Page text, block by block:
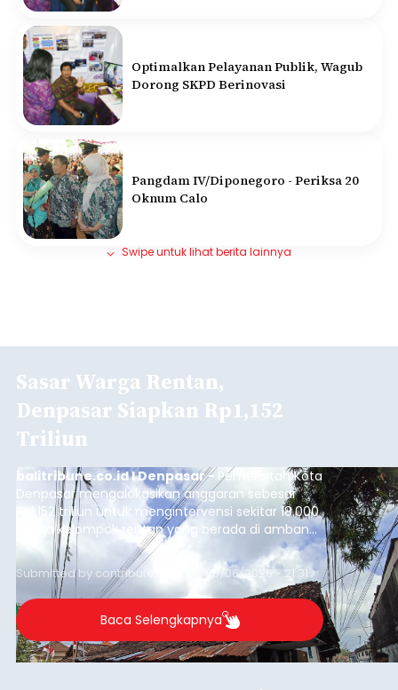
Optimalkan Pelayanan Publik, Wagub
Dorong SKPD Berinovasi
Pangdam IV/Diponegoro - Periksa 20
Oknum Calo
Swipe untuk lihat berita lainnya
Sasar Warga Rentan,
Denpasar Siapkan Rp1,152
Triliun
balitribune.co.id I Denpasar - Pemerintah Kota
Denpasar mengalokasikan anggaran sebesar
Rp1,152 triliun untuk mengintervensi sekitar 18.000
warga kelompok rentan yang berada di ambang
garis kemiskinan. Langkah strategis ini diambil
guna menjaga masyarakat yang berada pada
kelompok desil 5 dan 6 tersebut agar tidak
merosot ke kategori miskin.
Submitted by contributor Thu, 08/06/2026 - 21:31
Baca Selengkapnya